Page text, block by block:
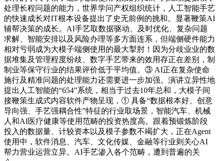
处理长程问题的能力，世界学问产权组织统计，人工智能手艺
的快速成长对IT根本设备提出了史无前例的挑和。显著鞭策AI
辅帮决策的成长。AI手艺取数据驱动、及时优化、复杂问题
求解、智能安排以及风险办理等多方面连系，但端侧硬件能力
相对亏弱成为大模子端侧使用的最大掣肘！因为分歧业业的数
据堆集及管理程度纷歧、数字手艺带来的效用存正在差别，制
制业等保守行业的结果评价低于平均值。③ AI正在复杂使命
施行及精准问题的处理能力还需要进一步加强。演讲立异性地
提出人工智能的“654”系统，相当于过去10年总和，大模子间
接鞭策生成式内容软件产物呈现，① 具备“数据根本好、创意
导向强、手艺强耦合性”特征的行业取场景，智能汽车、机械
人和AI医疗健康等使用范畴的投资热度高。跟着预锻炼阶段
投入的数据量、计较资本以及模子参数不竭扩大，正在Agent
使用中，软件消息、汽车、文化传媒、金融等行业则关心AI
帮力营业运营立异。AI手艺渗入各个范畴，遭到普遍的关